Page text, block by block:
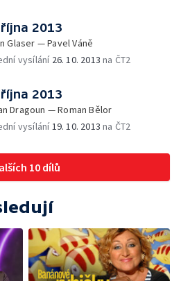
2013
Glaser — Pavel Váně
vysílání 26. 10. 2013 na ČT2
2013
Dragoun — Roman Bělor
vysílání19. 10. 2013 na ČT2
10 dílů